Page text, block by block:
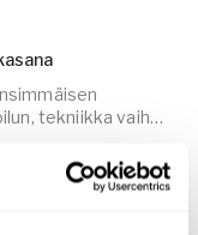
tekniikka vaihe